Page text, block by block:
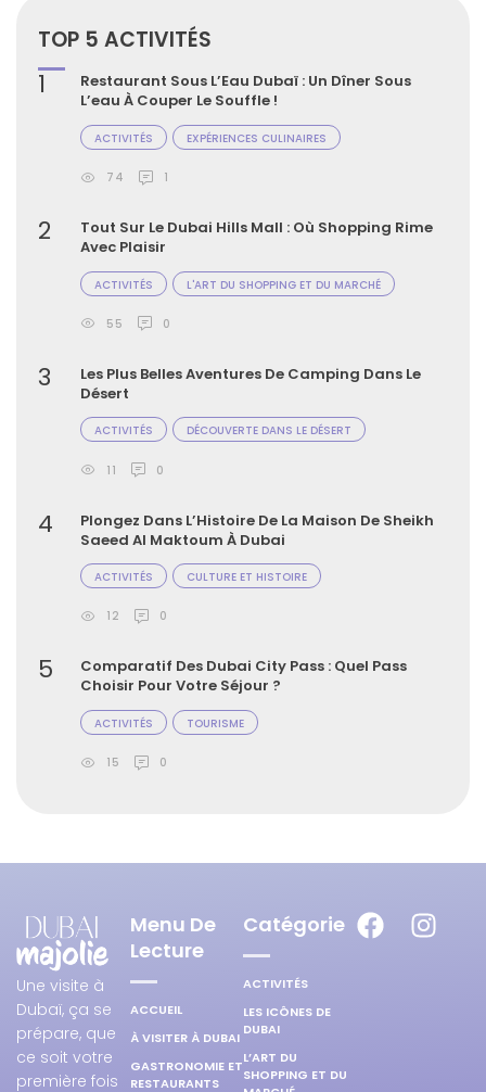
TOP 5 ACTIVITÉS
1
Restaurant Sous L’Eau Dubaï : Un Dîner Sous
L’eau À Couper Le Souffle !
ACTIVITÉS EXPÉRIENCES CULINAIRES
74 1
2
Tout Sur Le Dubai Hills Mall : Où Shopping Rime
Avec Plaisir
ACTIVITÉS L'ART DU SHOPPING ET DU MARCHÉ
55 0
3
Les Plus Belles Aventures De Camping Dans Le
Désert
ACTIVITÉS DÉCOUVERTE DANS LE DÉSERT
11 0
4
Plongez Dans L’Histoire De La Maison De Sheikh
Saeed Al Maktoum À Dubai
ACTIVITÉS CULTURE ET HISTOIRE
12 0
5
Comparatif Des Dubai City Pass : Quel Pass
Choisir Pour Votre Séjour ?
ACTIVITÉS TOURISME
15 0
Une visite à
Dubaï, ça se
prépare, que
ce soit votre
première fois
Menu De
Lecture
ACCUEIL
À VISITER À DUBAI
GASTRONOMIE ET
RESTAURANTS
Catégorie
ACTIVITÉS
LES ICÔNES DE
DUBAI
L’ART DU
SHOPPING ET DU